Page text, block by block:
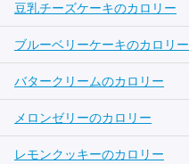
豆乳チーズケーキのカロリー
ブルーベリーケーキのカロリー
バタークリームのカロリー
メロンゼリーのカロリー
レモンクッキーのカロリー